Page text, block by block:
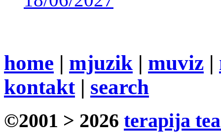
home | mjuzik | muviz |
kontakt| search
©2001 > 2026 terapija